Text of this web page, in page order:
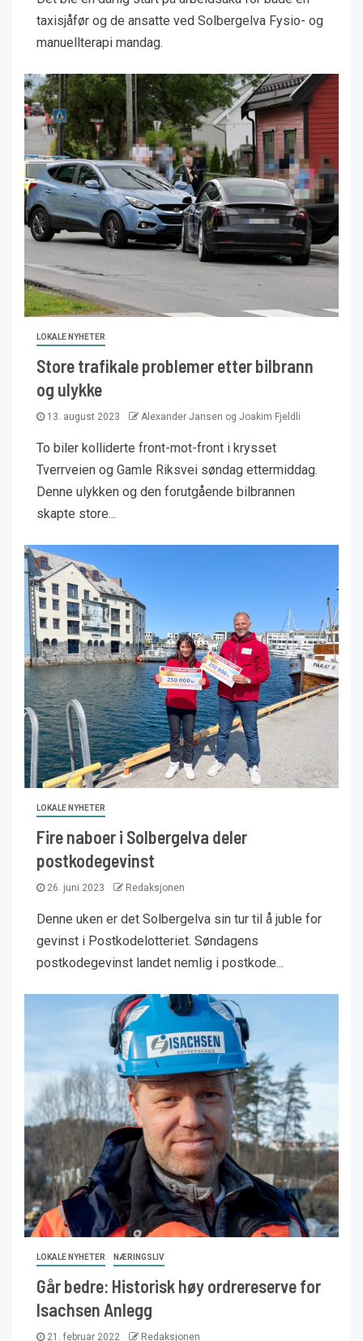
taxisjåfør og de ansatte ved Solbergelva Fysio- og
manuellterapi mandag.
LOKALE NYHETER
Store trafikale problemer etter bilbrann
og ulykke
13. august 2023 Alexander Jansen og Joakim Fjeldli
To biler kolliderte front-mot-front i krysset
Tverrveien og Gamle Riksvei søndag ettermiddag.
Denne ulykken og den forutgående bilbrannen
skapte store...
LOKALE NYHETER
Fire naboer i Solbergelva deler
postkodegevinst
26. juni 2023 Redaksjonen
Denne uken er det Solbergelva sin tur til å juble for
gevinst i Postkodelotteriet. Søndagens
postkodegevinst landet nemlig i postkode...
LOKALE NYHETER NÆRINGSLIV
Går bedre: Historisk høy ordrereserve for
Isachsen Anlegg
21. februar 2022 Redaksjonen